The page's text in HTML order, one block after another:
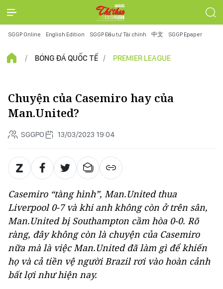
SGGP Online English Edition SGGP Đầu tư Tài chính 中文 SGGP Epaper
BÓNG ĐÁ QUỐC TẾ PREMIER LEAGUE
Chuyện của Casemiro hay của
Man.United?
SGGPO 13/03/2023 19:04
Casemiro “tàng hình”, Man.United thua
Liverpool 0-7 và khi anh không còn ở trên sân,
Man.United bị Southampton cầm hòa 0-0. Rõ
ràng, đây không còn là chuyện của Casemiro
nữa mà là việc Man.United đã làm gì để khiến
họ và cả tiền vệ người Brazil rơi vào hoàn cảnh
bất lợi như hiện nay.